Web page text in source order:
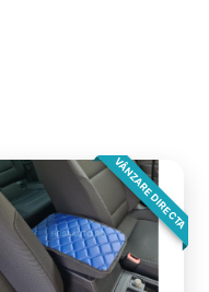
VÂNZARE DIRECTA